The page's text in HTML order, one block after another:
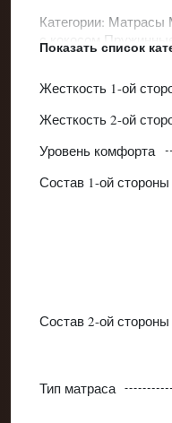
Категории: Матрасы
с кокосом
матрасы
Показать список
Жесткость 1-ой
Жесткость 2-ой
Уровень комфорта
Состав 1-ой стороны
Состав 2-ой стороны
Тип матраса